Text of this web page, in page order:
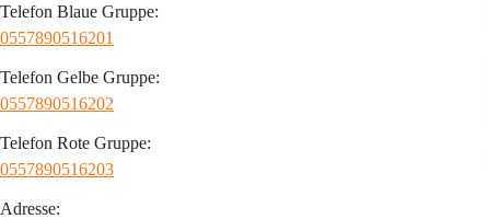
Telefon Blaue Gruppe:
0557890516201
Telefon Gelbe Gruppe:
0557890516202
Telefon Rote Gruppe:
0557890516203
Adresse: